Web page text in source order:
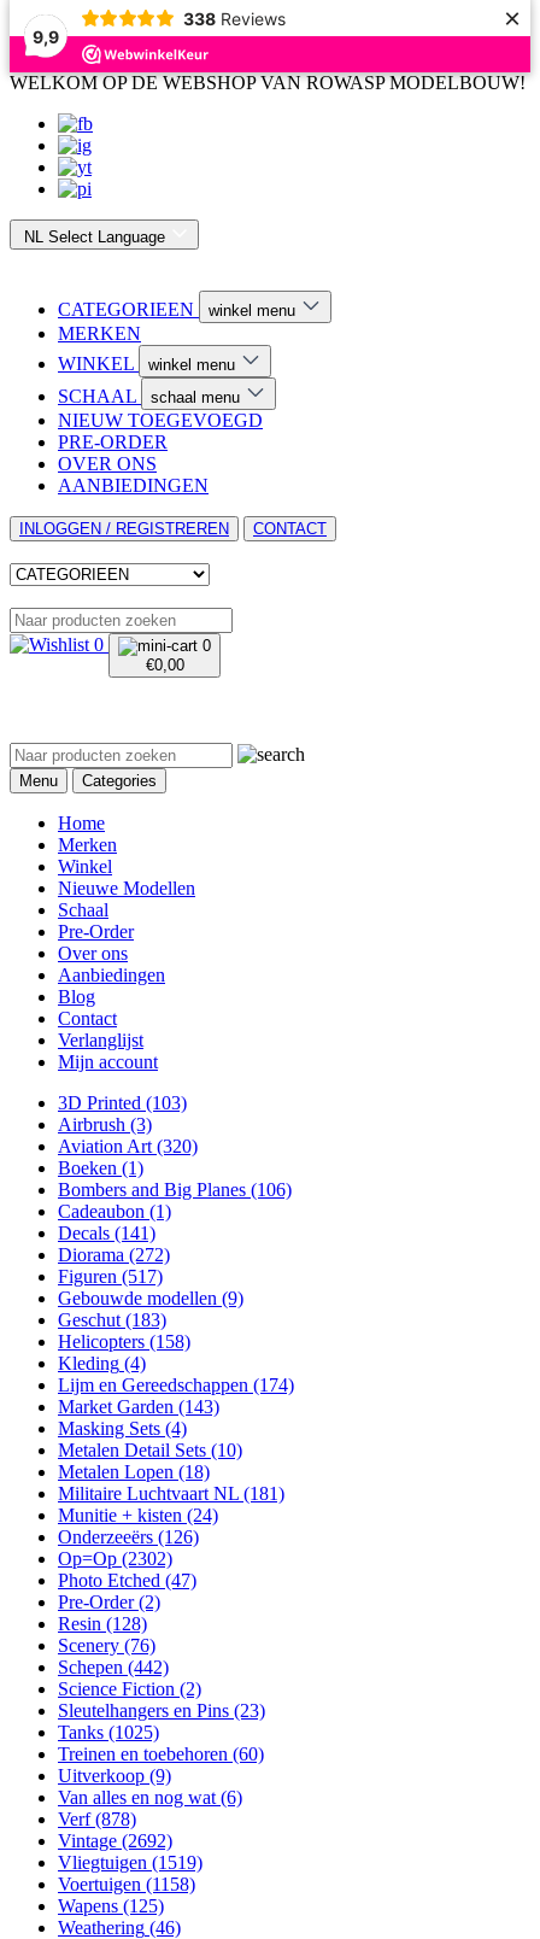
9,9
338 Reviews ×
WELKOM OP DE WEBSHOP VAN ROWASP MODELBOUW!
NL Select Language
CATEGORIEEN winkel menu
MERKEN
WINKEL
winkel menu
SCHAAL schaal menu
NIEUW TOEGEVOEGD
PRE-ORDER
OVER ONS
AANBIEDINGEN
INLOGGEN / REGISTREREN CONTACT
0
0
€0,00
Menu Categories
Home
Merken
Winkel
Nieuwe Modellen
Schaal
Pre-Order
Over ons
Aanbiedingen
Blog
Contact
Verlanglijst
Mijn account
3D Printed (103)
Airbrush (3)
Aviation Art (320)
Boeken (1)
Bombers and Big Planes (106)
Cadeaubon (1)
Decals (141)
Diorama (272)
Figuren (517)
Gebouwde modellen (9)
Geschut (183)
Helicopters (158)
Kleding (4)
Lijm en Gereedschappen (174)
Market Garden (143)
Masking Sets (4)
Metalen Detail Sets (10)
Metalen Lopen (18)
Militaire Luchtvaart NL (181)
Munitie + kisten (24)
Onderzeeërs (126)
Op=Op (2302)
Photo Etched (47)
Pre-Order (2)
Resin (128)
Scenery (76)
Schepen (442)
Science Fiction (2)
Sleutelhangers en Pins (23)
Tanks (1025)
Treinen en toebehoren (60)
Uitverkoop (9)
Van alles en nog wat (6)
Verf (878)
Vintage (2692)
Vliegtuigen (1519)
Voertuigen (1158)
Wapens (125)
Weathering (46)